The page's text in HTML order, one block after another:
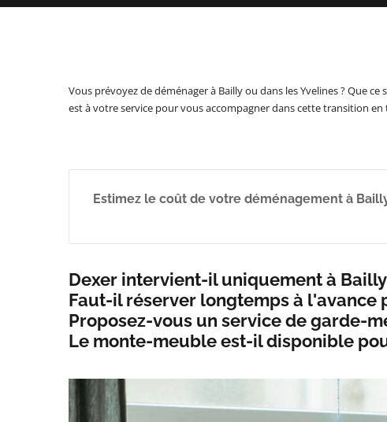
Vous prévoyez de déménager à Bailly ou dans les Yvelines ? Que
est à votre service pour vous accompagner dans cette transition
Estimez le coût de votre déménagement à
Dexer intervient-il uniquement à Bailly
Faut-il réserver longtemps à l'avance
Proposez-vous un service de garde-
Le monte-meuble est-il disponible